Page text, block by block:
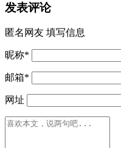
发表评论
匿名网友 填写信息
昵称*
邮箱*
网址